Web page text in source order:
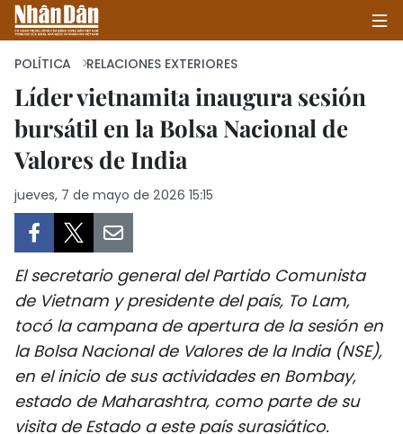
INICIO
POLÍTICA
SALUD - MEDIO AMBIENTE
CULTURA - ENTRETENIMIENTO
INTERNACIONAL
DEPORTES
POLÍTICA RELACIONES EXTERIORES
Líder vietnamita inaugura sesión
bursátil en la Bolsa Nacional de
Valores de India
jueves, 7 de mayo de 2026 15:15
El secretario general del Partido Comunista
de Vietnam y presidente del país, To Lam,
tocó la campana de apertura de la sesión en
la Bolsa Nacional de Valores de la India (NSE),
en el inicio de sus actividades en Bombay,
estado de Maharashtra, como parte de su
visita de Estado a este país surasiático.